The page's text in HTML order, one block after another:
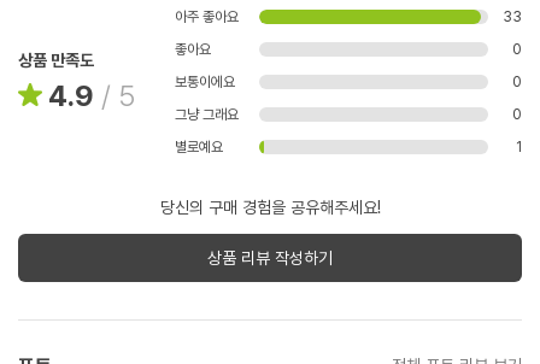
상품 만족도
4.9 / 5
아주 좋아요
33
좋아요
0
보통이에요
0
그냥 그래요
0
별로예요
1
당신의 구매 경험을 공유해주세요!
상품 리뷰 작성하기